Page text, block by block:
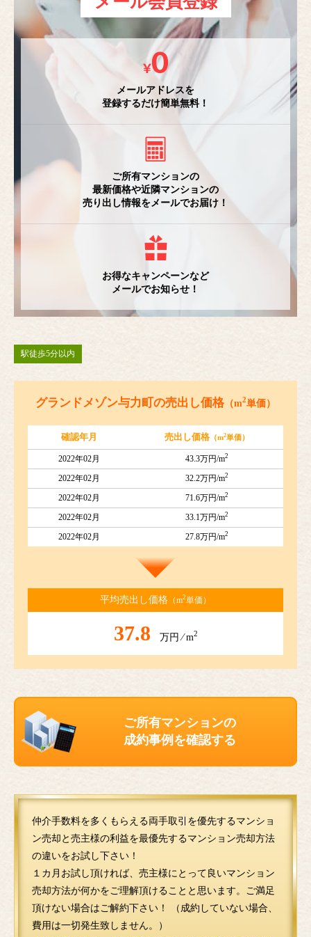
メールアドレスを
登録するだけ簡単無料！
ご所有マンションの
最新価格や近隣マンションの
売り出し情報をメールでお届け！
お得なキャンペーンなど
メールでお知らせ！
駅徒歩5分以内
グランドメゾン与力町の売出し価格 （m2単価）
確認年月 売出し価格（m2単価）
2022年02月 43.3万円/m2
2022年02月 32.2万円/m2
2022年02月 71.6万円/m2
2022年02月 33.1万円/m2
2022年02月 27.8万円/m2
平均売出し価格 （m2単価）
37.8 万円 ⁄ m2
ご所有マンションの
成約事例を確認する
仲介手数料を多くもらえる両手取引を優先するマンショ
ン売却と売主様の利益を最優先するマンション売却方法
の違いをお試し下さい！
１カ月お試し頂ければ、売主様にとって良いマンション
売却方法が何かをご理解頂けることと思います。ご満足
頂けない場合はご解約下さい！ （成約していない場合、
費用は一切発生致しません。）